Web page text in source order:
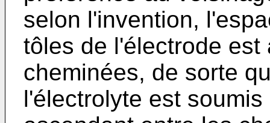
selon l'invention,
tôles de l'électrode
cheminées, de sorte
l'électrolyte est